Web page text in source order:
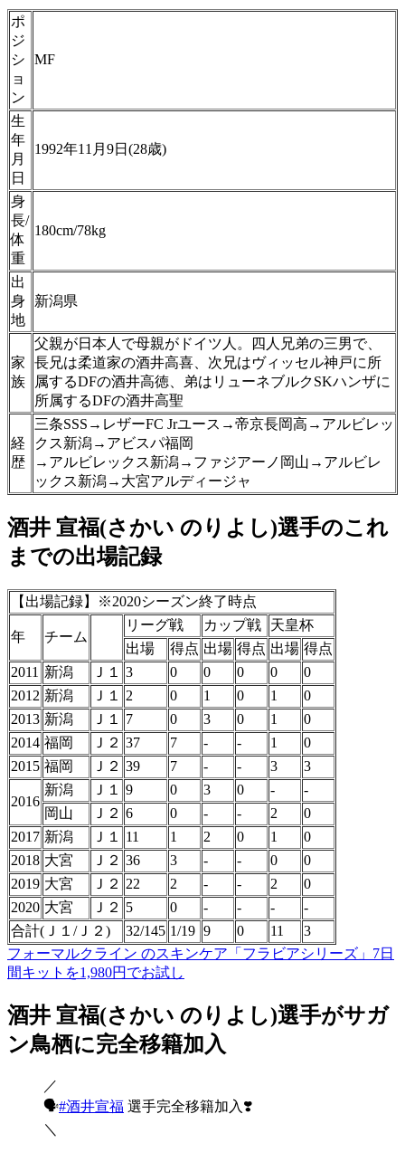
ポ
ジ
シ
ョ
ン
MF
生
年
月
日
1992年11月9日(28歳)
身
長/
体
重
180cm/78kg
出
身
地
新潟県
家
族
父親が日本人で母親がドイツ人。四人兄弟の三男で、
長兄は柔道家の酒井高喜、次兄はヴィッセル神戸に所
属するDFの酒井高徳、弟はリューネブルクSKハンザに
所属するDFの酒井高聖
経
歴
三条SSS→レザーFC Jrユース→帝京長岡高→アルビレッ
クス新潟→アビスパ福岡
→アルビレックス新潟→ファジアーノ岡山→アルビレ
ックス新潟→大宮アルディージャ
酒井 宣福(さかい のりよし)選手のこれ
までの出場記録
【出場記録】※2020シーズン終了時点
年 チーム
リーグ戦 カップ戦
天皇杯
出場
得点 出場 得点 出場 得点
2011 新潟 Ｊ１ 3 0 0 0 0
0
2012 新潟 Ｊ１ 2 0 1 0 1
0
2013 新潟 Ｊ１ 7 0 3 0 1
0
2014 福岡 Ｊ２ 37 7 - - 1
0
2015 福岡 Ｊ２ 39 7 - - 3 3
2016
新潟 Ｊ１ 9 0 3 0 -
-
岡山
Ｊ２ 6 0 - - 2
0
2017 新潟 Ｊ１ 11 1 2 0 1
0
2018 大宮 Ｊ２ 36 3 - - 0
0
2019 大宮 Ｊ２ 22 2 - - 2
0
2020 大宮 Ｊ２ 5 0 - - -
-
合計(Ｊ１/Ｊ２)
32/145 1/19 9 0 11
3
フォーマルクライン のスキンケア「フラビアシリーズ」7日
間キットを1,980円でお試し
酒井 宣福(さかい のりよし)選手がサガ
ン鳥栖に完全移籍加入
／
🗣#酒井宣福 選手完全移籍加入❣️
＼